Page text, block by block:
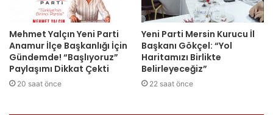
Mehmet Yalçın Yeni Parti
Anamur İlçe Başkanlığı İçin
Gündemde! “Başlıyoruz”
Paylaşımı Dikkat Çekti
20 saat önce
Yeni Parti Mersin Kurucu İl
Başkanı Gökçel: “Yol
Haritamızı Birlikte
Belirleyeceğiz”
22 saat önce